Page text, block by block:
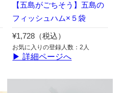
【五島がごちそう】五島の
フィッシュハム×５袋
¥1,728（税込）
お気に入りの登録人数：2人
▶ 詳細ページへ